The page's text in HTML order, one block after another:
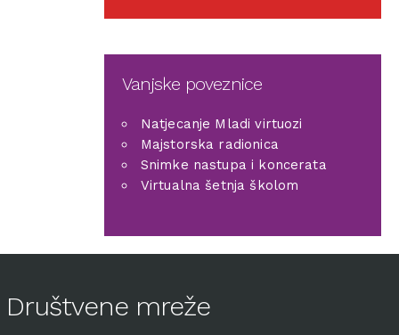
Vanjske poveznice
Natjecanje Mladi virtuozi
Majstorska radionica
Snimke nastupa i koncerata
Virtualna šetnja školom
Društvene mreže